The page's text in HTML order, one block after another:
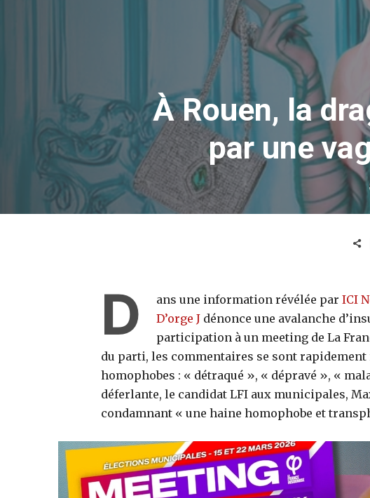
À Rouen, la
par une
D ans une information révélée par ICI
D’orge Jdénonce une avalanche
participation à un meeting de La
du parti, les commentaires se sont rapidement
homophobes : « détraqué », « dépravé », «
déferlante, le candidat LFI aux municipales,
condamnant « une haine homophobe et